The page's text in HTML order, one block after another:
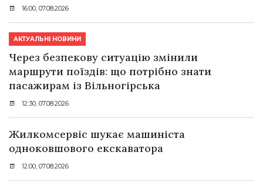
16:00, 07.08.2026
АКТУАЛЬНІ НОВИНИ
Через безпекову ситуацію змінили
маршрути поїздів: що потрібно знати
пасажирам із Вільногірська
12:30, 07.08.2026
Жилкомсервіс шукає машиніста
одноковшового екскаватора
12:00, 07.08.2026